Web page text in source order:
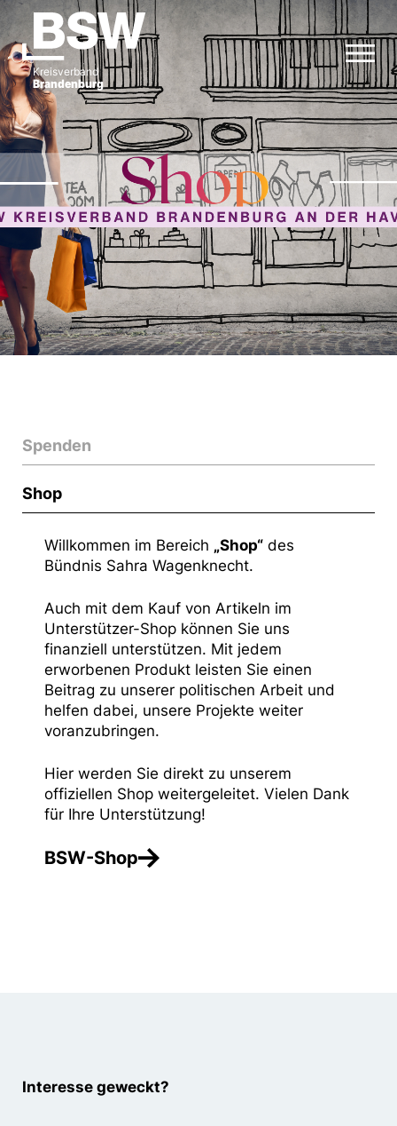
Kreisverband
Brandenburg
Spenden
Shop
Willkommen im Bereich „Shop“ des
Bündnis Sahra Wagenknecht.
Auch mit dem Kauf von Artikeln im
Unterstützer-Shop können Sie uns
finanziell unterstützen. Mit jedem
erworbenen Produkt leisten Sie einen
Beitrag zu unserer politischen Arbeit und
helfen dabei, unsere Projekte weiter
voranzubringen.
Hier werden Sie direkt zu unserem
offiziellen Shop weitergeleitet. Vielen Dank
für Ihre Unterstützung!
BSW-Shop
Interesse geweckt?